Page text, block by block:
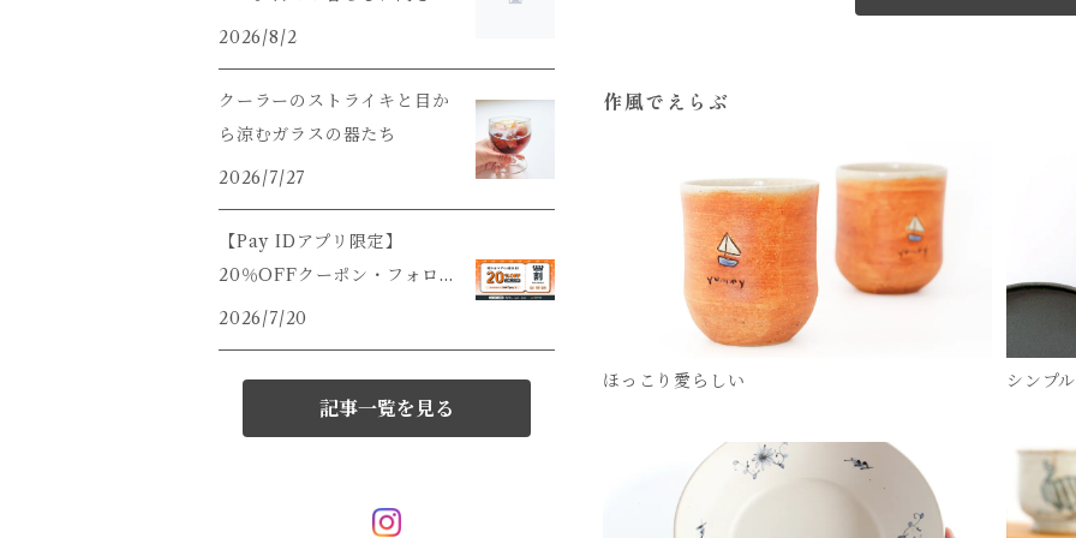
作風でえらぶ
ほっこり愛らしい シンプル
うこと。
2026/8/2
クーラーのストライキと目か
ら涼むガラスの器たち
2026/7/27
【Pay IDアプリ限定】
20％OFFクーポン・フォロ
ー割キャンペーンのご案内で
2026/7/20
記事一覧を見る